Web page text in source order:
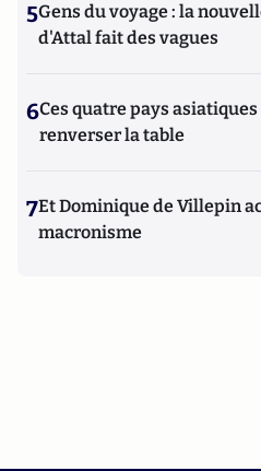
5Gens du voyage : la
d'Attal fait des vagues
6Ces quatre pays
renverser la table
7Et Dominique de Villepin
macronisme